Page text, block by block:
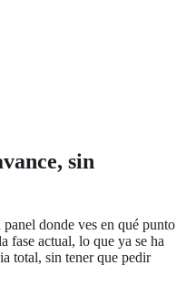
sin
donde ves en qué punto
fase actual, lo que ya se ha
total, sin tener que pedir